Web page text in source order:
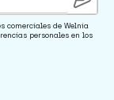
comerciales de Welnia
personales en los